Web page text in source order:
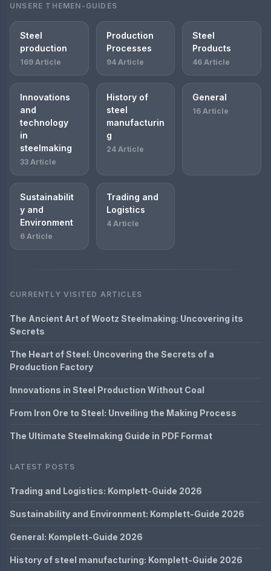
UNSERE THEMEN-GUIDES
Steel
production
169 Article
Production
Processes
94 Article
Steel
Products
46 Article
Innovations
and
technology
in
steelmaking
33 Article
History of
steel
manufacturin
g
24 Article
General
16 Article
Sustainabilit
y and
Environment
6 Article
Trading and
Logistics
4 Article
CURRENTLY VISITED ARTICLES
The Ancient Art of Wootz Steelmaking: Uncovering its
Secrets
The Heart of Steel: Uncovering the Secrets of a
Production Factory
Innovations in Steel Production Without Coal
From Iron Ore to Steel: Unveiling the Making Process
The Ultimate Steelmaking Guide in PDF Format
LATEST POSTS
Trading and Logistics: Komplett-Guide 2026
Sustainability and Environment: Komplett-Guide 2026
General: Komplett-Guide 2026
History of steel manufacturing: Komplett-Guide 2026